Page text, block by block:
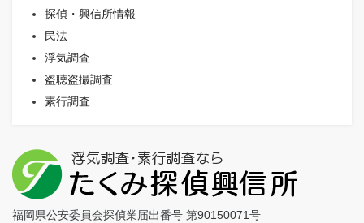
探偵・興信所情報
民法
浮気調査
盗聴盗撮調査
素行調査
福岡県公安委員会探偵業届出番号 第90150071号